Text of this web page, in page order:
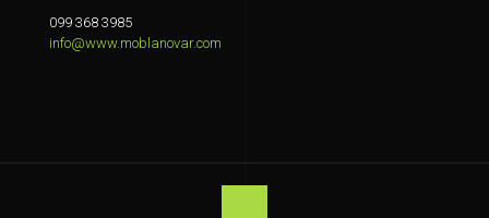
099 368 3985
info@www.moblanovar.com